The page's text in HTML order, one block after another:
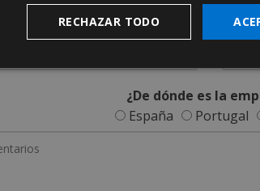
¿De dónde es la
España
Portugal
RECHAZAR TODO